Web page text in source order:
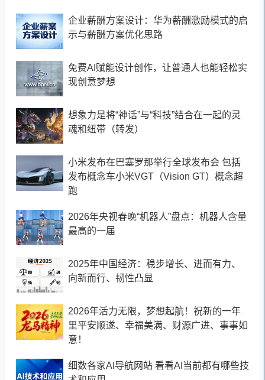
企业薪酬方案设计：华为薪酬激励模式的启
示与薪酬方案优化思路
免费AI赋能设计创作，让普通人也能轻松实
现创意梦想
想象力是将“神话”与“科技”结合在一起的灵
魂和纽带（转发）
小米发布在巴塞罗那举行全球发布会 包括
发布概念车小米VGT（Vision GT）概念超
跑
2026年央视春晚“机器人”盘点：机器人含量
最高的一届
2025年中国经济：稳步增长、进而有力、
向新而行、韧性凸显
2026年活力无限，梦想起航！祝新的一年
里平安顺遂、幸福美满、财源广进、事事如
意！
细数各家AI导航网站 看看AI当前都有哪些技